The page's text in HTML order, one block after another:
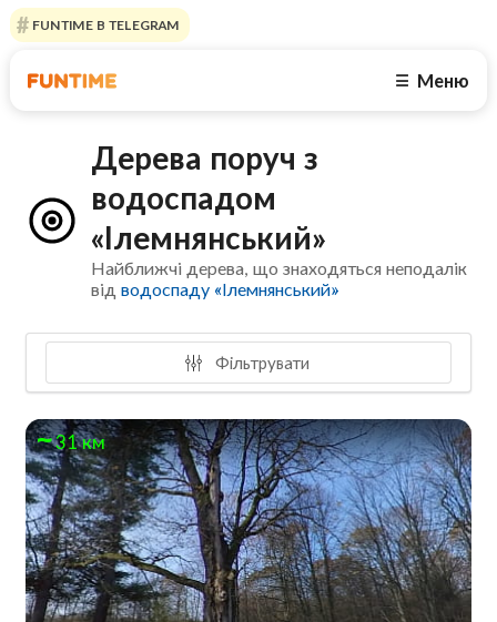
FUNTIME В TELEGRAM
☰ Меню
Дерева поруч з
водоспадом
«Ілемнянський»
Найближчі дерева, що знаходяться неподалік
відводоспаду «Ілемнянський»
Фільтрувати
31 км